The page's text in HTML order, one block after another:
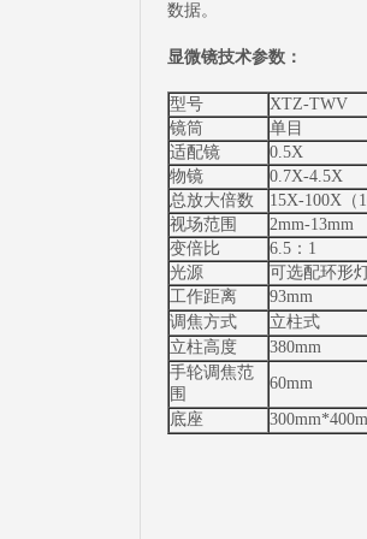
数据。
显微镜技术参数：
型号
XTZ-TWV
镜筒
单目
适配镜
0.5X
物镜
0.7X-4.5X
总放大倍数
15X-100X（
视场范围
2mm-13mm
变倍比
6.5：1
光源
可选配环形
工作距离
93mm
调焦方式
立柱式
立柱高度
380mm
手轮调焦范
围
60mm
底座